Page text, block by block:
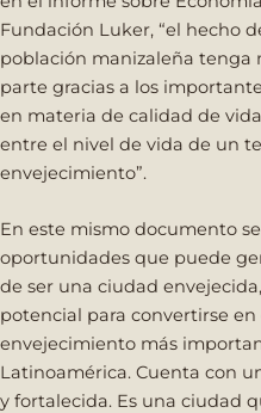
Fundación Luker, “el hecho
población manizaleña tenga
parte gracias a los
en materia de calidad de
entre el nivel de vida de un
envejecimiento”.
En este mismo documento
oportunidades que puede
de ser una ciudad
potencial para convertirse
envejecimiento más
Latinoamérica. Cuenta con
y fortalecida. Es una ciudad